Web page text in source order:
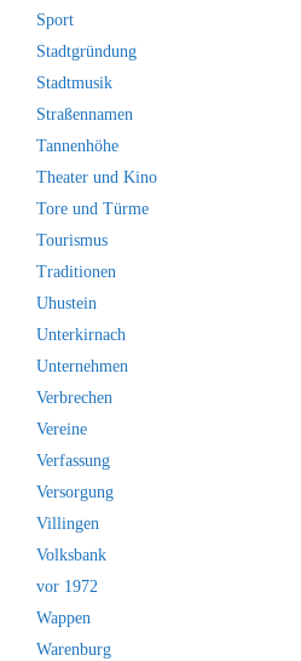
Sport
Stadtgründung
Stadtmusik
Straßennamen
Tannenhöhe
Theater und Kino
Tore und Türme
Tourismus
Traditionen
Uhustein
Unterkirnach
Unternehmen
Verbrechen
Vereine
Verfassung
Versorgung
Villingen
Volksbank
vor 1972
Wappen
Warenburg